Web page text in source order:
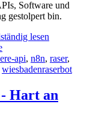
Software und
gestolpert bin.
lesen
api, n8n, raser,
wiesbadenraserbot
Hart an